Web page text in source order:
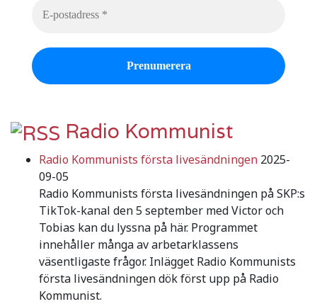
Radio Kommunist
Radio Kommunists första livesändningen 2025-
09-05
Radio Kommunists första livesändningen på SKP:s
TikTok-kanal den 5 september med Victor och
Tobias kan du lyssna på här. Programmet
innehåller många av arbetarklassens
väsentligaste frågor. Inlägget Radio Kommunists
första livesändningen dök först upp på Radio
Kommunist.